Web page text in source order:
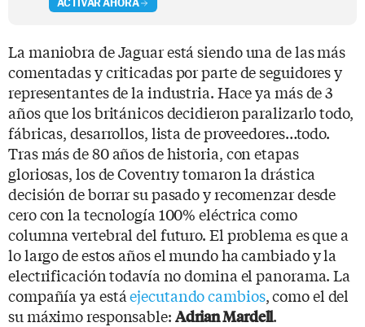
ACTIVAR AHORA
La maniobra de Jaguar está siendo una de las más
comentadas y criticadas por parte de seguidores y
representantes de la industria. Hace ya más de 3
años que los británicos decidieron paralizarlo todo,
fábricas, desarrollos, lista de proveedores…todo.
Tras más de 80 años de historia, con etapas
gloriosas, los de Coventry tomaron la drástica
decisión de borrar su pasado y recomenzar desde
cero con la tecnología 100% eléctrica como
columna vertebral del futuro. El problema es que a
lo largo de estos años el mundo ha cambiado y la
electrificación todavía no domina el panorama. La
compañía ya estáejecutando cambios, como el del
su máximo responsable: Adrian Mardell.